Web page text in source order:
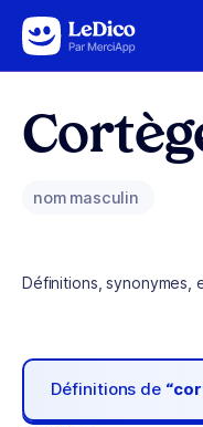
Aller au contenu
nom masculin
Définitions, synonymes,
Définitions de